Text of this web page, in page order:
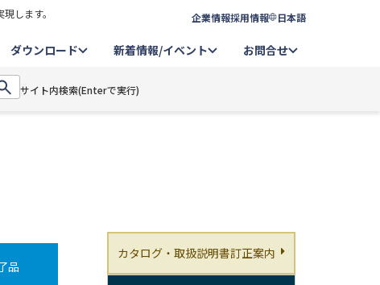
します。 企業情報採用情報 日本語
ダウンロード 新着情報/イベント お問合せ
サイト内検索(Enterで実行)
品
カタログ・取扱説明書訂正案内